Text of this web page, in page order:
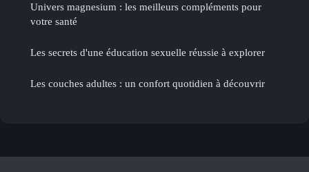
Univers magnesium : les meilleurs compléments pour
votre santé
Les secrets d'une éducation sexuelle réussie à explorer
Les couches adultes : un confort quotidien à découvrir